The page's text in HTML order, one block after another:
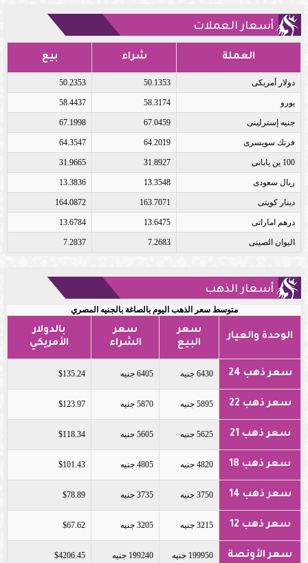
أسعار العملات
العملة شراء بيع
دولار أمريكى 50.1353
50.2353
يورو 58.3174
58.4437
جنيه إسترلينى 67.0459
67.1998
فرنك سويسرى 64.2019
64.3547
100 ين يابانى 31.8927
31.9665
ريال سعودى 13.3548
13.3836
دينار كويتى 163.7071
164.0872
درهم اماراتى 13.6475
13.6784
اليوان الصينى 7.2683
7.2837
أسعار الذهب
متوسط سعر الذهب اليوم بالصاغة بالجنيه المصري
الوحدة والعيار
سعر
البيع
سعر
الشراء
بالدولار
الأمريكي
سعر ذهب 24 6430 جنيه 6405 جنيه $135.24
سعر ذهب 22 5895 جنيه 5870 جنيه $123.97
سعر ذهب 21 5625 جنيه 5605 جنيه $118.34
سعر ذهب 18 4820 جنيه 4805 جنيه $101.43
سعر ذهب 14 3750 جنيه 3735 جنيه $78.89
سعر ذهب 12 3215 جنيه 3205 جنيه $67.62
سعر الأونصة 199950 جنيه 199240 جنيه $4206.45